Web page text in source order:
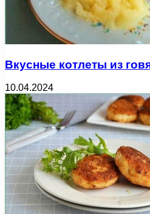
Вкусные котлеты из
10.04.2024